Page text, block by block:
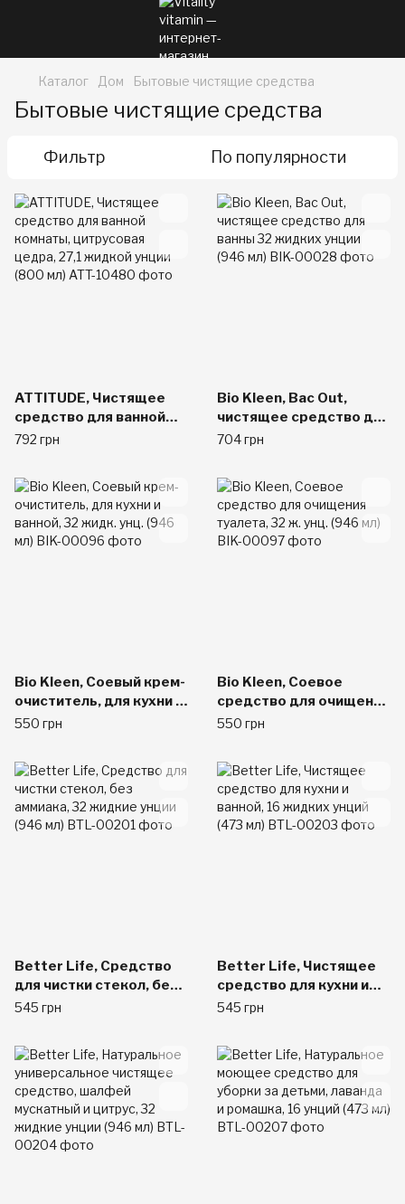
Каталог Дом Бытовые чистящие средства
Бытовые чистящие средства
Фильтр По популярности
ATTITUDE, Чистящее
средство для ванной
комнаты, цитрусовая
унции (800 мл)
792 грн
Bio Kleen, Bac Out,
чистящее средство для
ванны 32 жидких унции
704 грн
Bio Kleen, Соевый крем-
очиститель, для кухни и
ванной, 32 жидк. унц.
550 грн
Bio Kleen, Соевое
средство для очищения
туалета, 32 ж. унц. (946
550 грн
Better Life, Средство
для чистки стекол, без
аммиака, 32 жидкие
545 грн
Better Life, Чистящее
средство для кухни и
ванной, 16 жидких
545 грн